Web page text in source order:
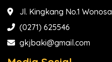
Jl. Kingkang No.1
(0271) 625546
gkjbaki@gmail.com